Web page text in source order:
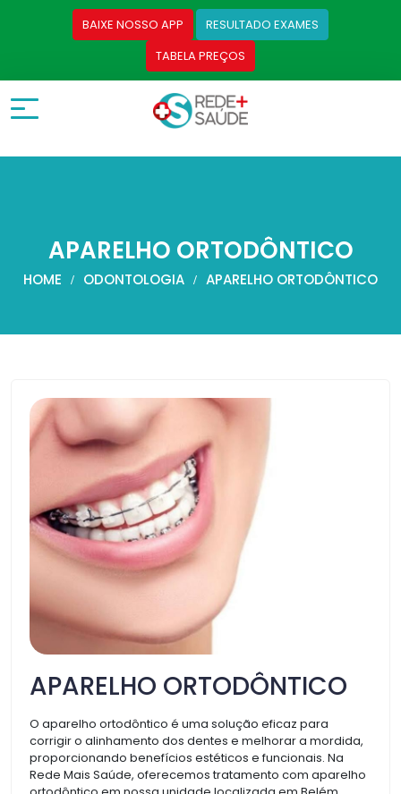
BAIXE NOSSO APP
RESULTADO EXAMES
TABELA PREÇOS
APARELHO ORTODÔNTICO
HOME ODONTOLOGIA APARELHO ORTODÔNTICO
APARELHO ORTODÔNTICO
O aparelho ortodôntico é uma solução eficaz para
corrigir o alinhamento dos dentes e melhorar a mordida,
proporcionando benefícios estéticos e funcionais. Na
Rede Mais Saúde, oferecemos tratamento com aparelho